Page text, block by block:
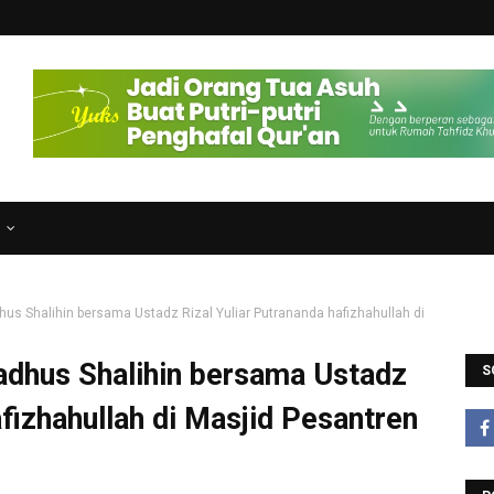
Shalihin bersama Ustadz Rizal Yuliar Putrananda hafizhahullah di
Shalihin bersama Ustadz
di Masjid Pesantren